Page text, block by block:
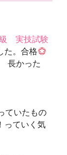
級 実技試験
た。合格
長かった
ていたもの
っていく気